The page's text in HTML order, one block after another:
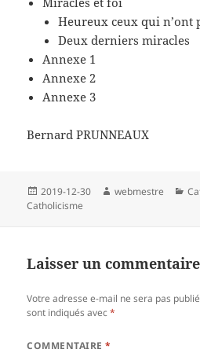
Heureux ceux qui n’ont
Deux derniers miracles
Annexe 1
Annexe 2
Annexe 3
Bernard PRUNNEAUX
Publié
le
2019-12-30 Auteur
webmestre
Catholicisme
Laisser un commentaire
Votre adresse e-mail ne sera pas
sont indiqués avec*
COMMENTAIRE*